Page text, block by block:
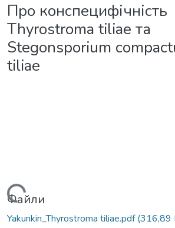
Про конспецифічність
Thyrostroma tiliae та
Stegonsporium
tiliae
Файли
Yakunkin_Thyrostroma tiliae.pdf(316,89